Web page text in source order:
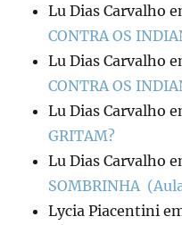
Lu Dias Carvalho
CONTRA OS
Lu Dias Carvalho
CONTRA OS
Lu Dias Carvalho
GRITAM?
Lu Dias Carvalho
SOMBRINHA
Lycia Piacentini